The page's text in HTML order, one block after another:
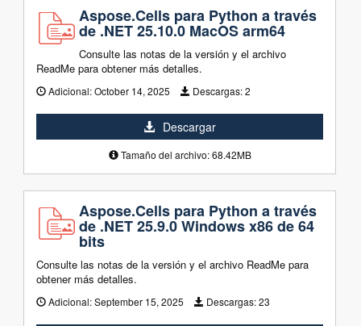
Aspose.Cells para Python a través
de .NET 25.10.0 MacOS arm64
Consulte las notas de la versión y el archivo
ReadMe para obtener más detalles.
Adicional:October 14, 2025 Descargas:2
Descargar
Tamaño del archivo: 68.42MB
Aspose.Cells para Python a través
de .NET 25.9.0 Windows x86 de 64
bits
Consulte las notas de la versión y el archivo ReadMe para
obtener más detalles.
Adicional:September 15, 2025 Descargas:23